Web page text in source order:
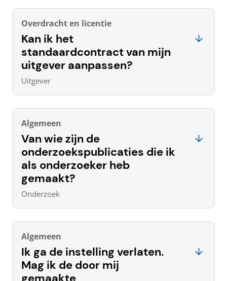
Overdracht en licentie
Kan ik het
standaardcontract van mijn
uitgever aanpassen?
Uitgever
Algemeen
Van wie zijn de
onderzoekspublicaties die ik
als onderzoeker heb
gemaakt?
Onderzoek
Algemeen
Ik ga de instelling verlaten.
Mag ik de door mij